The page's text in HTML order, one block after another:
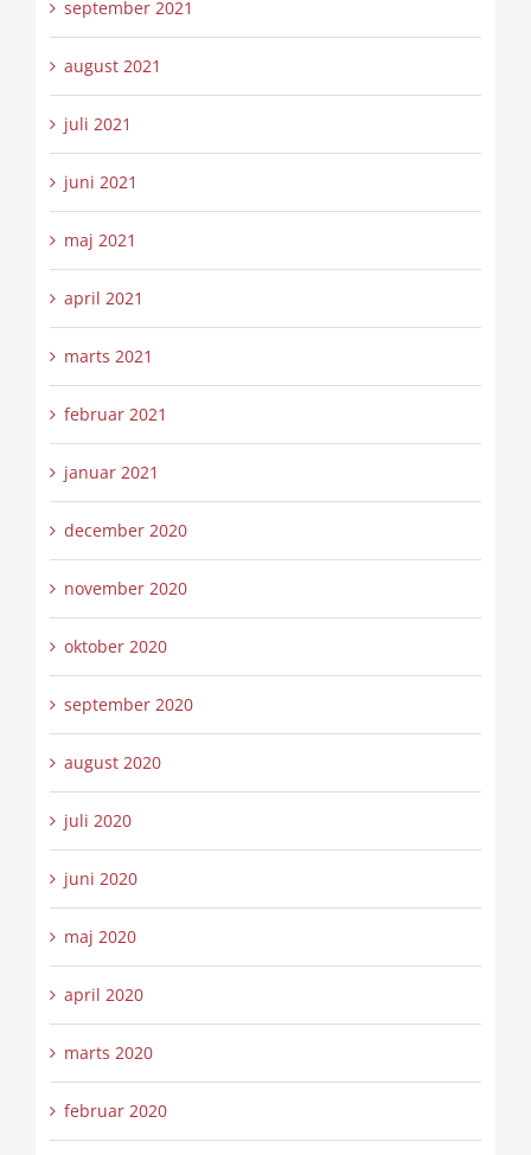
september 2021
august 2021
juli 2021
juni 2021
maj 2021
april 2021
marts 2021
februar 2021
januar 2021
december 2020
november 2020
oktober 2020
september 2020
august 2020
juli 2020
juni 2020
maj 2020
april 2020
marts 2020
februar 2020